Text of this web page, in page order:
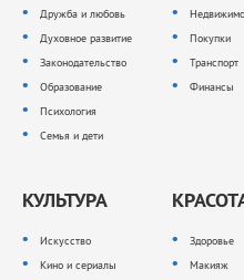
Дружба и любовь
Духовное развитие
Законодательство
Образование
Психология
Семья и дети
Покупки
Транспорт
Финансы
КУЛЬТУРА
Искусство
Кино и сериалы
Здоровье
Макияж